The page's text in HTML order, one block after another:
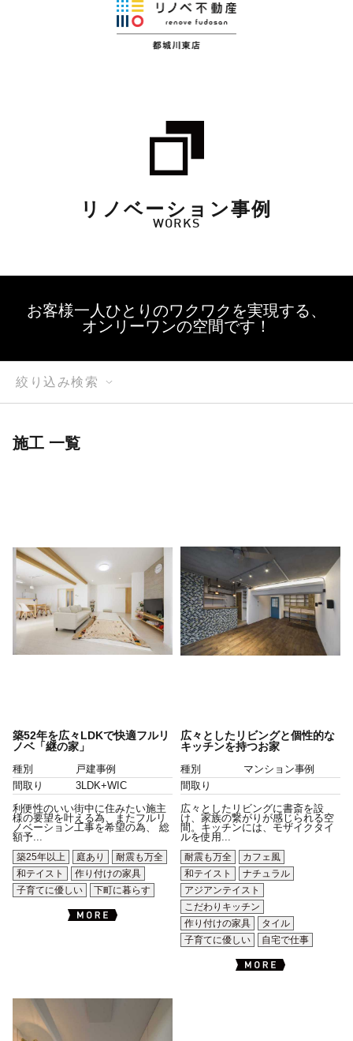
リノベーション事例
WORKS
お客様一人ひとりのワクワクを実現する、
オンリーワンの空間です！
絞り込み検索
施工 一覧
築52年を広々LDKで快適フルリ
ノベ「継の家」
種別
戸建事例
間取り
3LDK+WIC
利便性のいい街中に住みたい施主
様の要望を叶える為、またフルリ
ノベーション工事を希望の為、 総
額予...
築25年以上
庭あり
耐震も万全
和テイスト
作り付けの家具
子育てに優しい
下町に暮らす
広々としたリビングと個性的な
キッチンを持つお家
種別
マンション事例
間取り
広々としたリビングに書斎を設
け、家族の繋がりが感じられる空
間。キッチンには、モザイクタイ
ルを使用...
耐震も万全
カフェ風
和テイスト
ナチュラル
アジアンテイスト
こだわりキッチン
作り付けの家具
タイル
子育てに優しい
自宅で仕事